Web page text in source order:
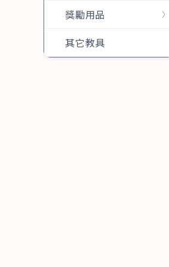
獎勵用品
其它教具